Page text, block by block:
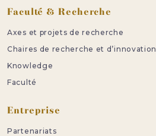
Faculté & Recherche
Axes et projets de recherche
Chaires de recherche et d’innovation
Knowledge
Faculté
Entreprise
Partenariats